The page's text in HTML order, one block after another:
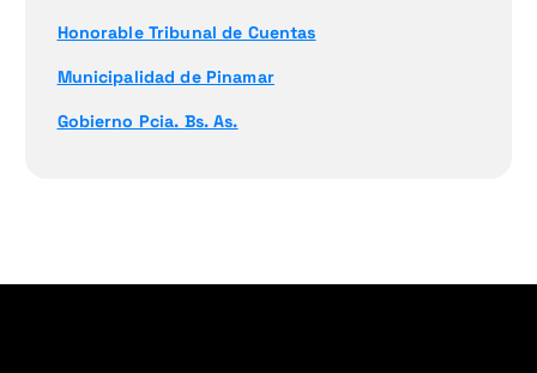
Honorable Tribunal de Cuentas
Municipalidad de Pinamar
Gobierno Pcia. Bs. As.